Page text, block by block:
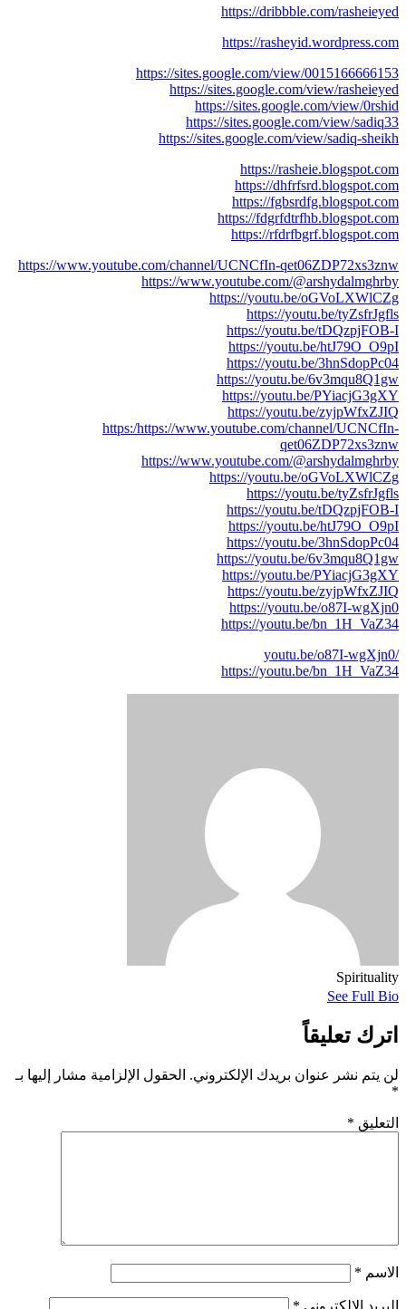
https://dribbble.com/rasheieyed
https://rasheyid.wordpress.com
https://sites.google.com/view/0015166666153
https://sites.google.com/view/rasheieyed
https://sites.google.com/view/0rshid
https://sites.google.com/view/sadiq33
https://sites.google.com/view/sadiq-sheikh
https://rasheie.blogspot.com
https://dhfrfsrd.blogspot.com
https://fgbsrdfg.blogspot.com
https://fdgrfdtrfhb.blogspot.com
https://rfdrfbgrf.blogspot.com
https://www.youtube.com/channel/UCNCfIn-qet06ZDP72xs3znw
https://www.youtube.com/@arshydalmghrby
https://youtu.be/oGVoLXWlCZg
https://youtu.be/tyZsfrJgfls
https://youtu.be/tDQzpjFOB-I
https://youtu.be/htJ79O_O9pI
https://youtu.be/3hnSdopPc04
https://youtu.be/6v3mqu8Q1gw
https://youtu.be/PYiacjG3gXY
https://youtu.be/zyjpWfxZJIQ
https:/https://www.youtube.com/channel/UCNCfIn-
qet06ZDP72xs3znw
https://www.youtube.com/@arshydalmghrby
https://youtu.be/oGVoLXWlCZg
https://youtu.be/tyZsfrJgfls
https://youtu.be/tDQzpjFOB-I
https://youtu.be/htJ79O_O9pI
https://youtu.be/3hnSdopPc04
https://youtu.be/6v3mqu8Q1gw
https://youtu.be/PYiacjG3gXY
https://youtu.be/zyjpWfxZJIQ
https://youtu.be/o87I-wgXjn0
https://youtu.be/bn_1H_VaZ34
/youtu.be/o87I-wgXjn0
https://youtu.be/bn_1H_VaZ34
Spirituality
See Full Bio
اترك تعليقاً
لن يتم نشر عنوان بريدك الإلكتروني. الحقول الإلزامية مشار إليها بـ
*
التعليق *
الاسم *
البريد الإلكتروني *